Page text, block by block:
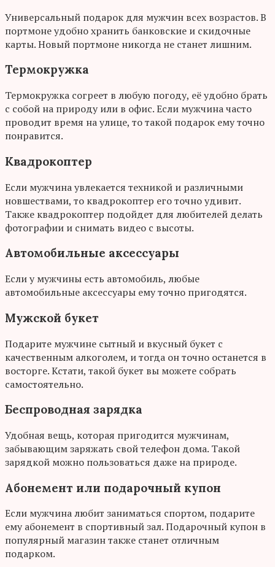
Универсальный подарок для мужчин всех возрастов. В
портмоне удобно хранить банковские и скидочные
карты. Новый портмоне никогда не станет лишним.
Термокружка
Термокружка согреет в любую погоду, её удобно брать
с собой на природу или в офис. Если мужчина часто
проводит время на улице, то такой подарок ему точно
понравится.
Квадрокоптер
Если мужчина увлекается техникой и различными
новшествами, то квадрокоптер его точно удивит.
Также квадрокоптер подойдет для любителей делать
фотографии и снимать видео с высоты.
Автомобильные аксессуары
Если у мужчины есть автомобиль, любые
автомобильные аксессуары ему точно пригодятся.
Мужской букет
Подарите мужчине сытный и вкусный букет с
качественным алкоголем, и тогда он точно останется в
восторге. Кстати, такой букет вы можете собрать
самостоятельно.
Беспроводная зарядка
Удобная вещь, которая пригодится мужчинам,
забывающим заряжать свой телефон дома. Такой
зарядкой можно пользоваться даже на природе.
Абонемент или подарочный купон
Если мужчина любит заниматься спортом, подарите
ему абонемент в спортивный зал. Подарочный купон в
популярный магазин также станет отличным
подарком.